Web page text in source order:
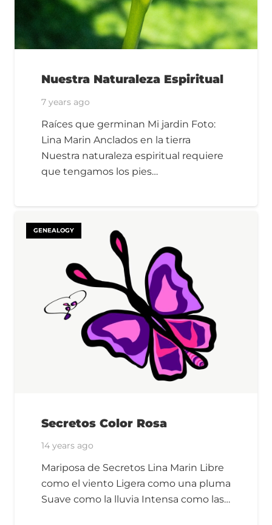
Nuestra Naturaleza Espiritual
7 years ago
Raíces que germinan Mi jardin Foto:
Lina Marin Anclados en la tierra
Nuestra naturaleza espiritual requiere
que tengamos los pies…
GENEALOGY
Secretos Color Rosa
14 years ago
Mariposa de Secretos Lina Marin Libre
como el viento Ligera como una pluma
Suave como la lluvia Intensa como las…